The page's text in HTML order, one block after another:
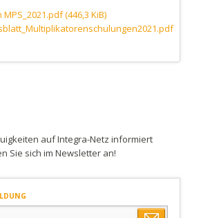
(446,3 KiB)
auf Integra-Netz informiert
Sie sich im Newsletter an!